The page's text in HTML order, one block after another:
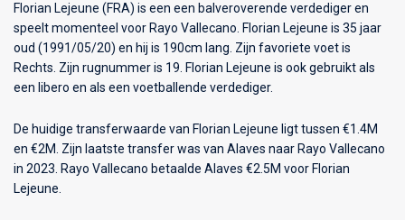
Florian Lejeune (FRA) is een een balveroverende verdediger en
speelt momenteel voor Rayo Vallecano . Florian Lejeune is 35 jaar
oud (1991/05/20) en hij is 190cm lang. Zijn favoriete voet is
Rechts. Zijn rugnummer is 19. Florian Lejeune is ook gebruikt als
een libero en als een voetballende verdediger.
De huidige transferwaarde van Florian Lejeune ligt tussen €1.4M
en €2M. Zijn laatste transfer was van Alaves naar Rayo Vallecano
in 2023. Rayo Vallecano betaalde Alaves €2.5M voor Florian
Lejeune.